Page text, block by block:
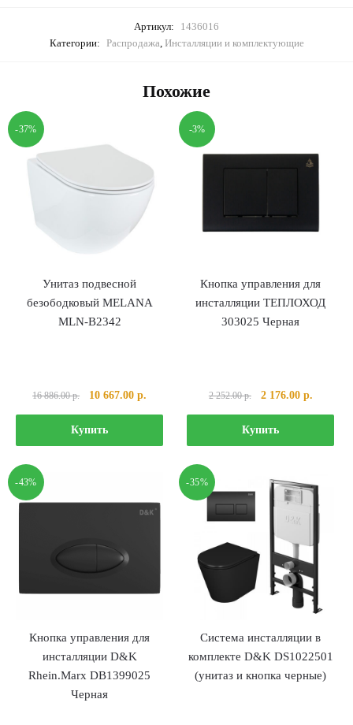
Артикул:
1436016
Категории: Распродажа Инсталляции и комплектующие
Похожие
-37%
Унитаз подвесной
безободковый MELANA
MLN-B2342
16 886.00р.
Первоначальная
цена
составляла
16
10 667.00р.
цена:
667.00 р..
Купить
-3%
Кнопка управления для
инсталляции ТЕПЛОХОД
303025 Черная
2 252.00р.
Первоначальная
цена
составляла
2
2 176.00 р.Текущая
цена:
176.00
Купить
-43%
Кнопка управления для
инсталляции D&K
Rhein.Marx DB1399025
Черная
-35%
Система инсталляции в
комплекте D&K DS1022501
(унитаз и кнопка черные)